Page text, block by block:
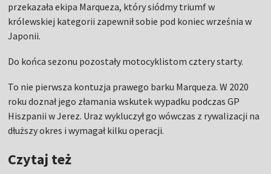
przekazała ekipa Marqueza, który siódmy triumf w
królewskiej kategorii zapewnił sobie pod koniec września w
Japonii.
Do końca sezonu pozostały motocyklistom cztery starty.
To nie pierwsza kontuzja prawego barku Marqueza. W 2020
roku doznał jego złamania wskutek wypadku podczas GP
Hiszpanii w Jerez. Uraz wykluczył go wówczas z rywalizacji na
dłuższy okres i wymagał kilku operacji.
Czytaj też